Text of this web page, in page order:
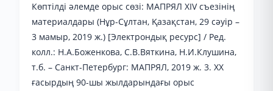
Көптілді әлемде орыс сөзі: МАПРЯЛ XIV съезінің
материалдары (Нұр-Сұлтан, Қазақстан, 29 сәуір –
3 мамыр, 2019 ж.) [Электрондық ресурс] / Ред.
колл.: Н.А.Боженкова, С.В.Вяткина, Н.И.Клушина,
т.б. – Санкт-Петербург: МАПРЯЛ, 2019 ж. 3. ХХ
ғасырдың 90-шы жылдарындағы орыс